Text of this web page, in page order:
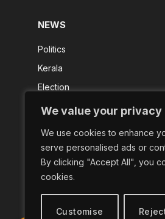
We value your privacy
We use cookies to enhance
serve personalised ads or
By clicking "Accept All", you
cookies.
Customise
NEWS
Politics
Kerala
Election
Kerala Result
Shorts